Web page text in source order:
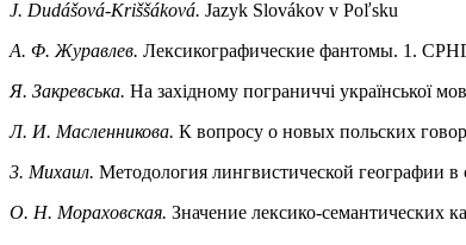
J. Dudášová-Kriššáková. Jazyk Slovákov v Poľsku
Α. Φ. Журавлев. Лексикографические фантомы. 1.
Я. Закревська. На захiдному пограниччi української
Л. И. Масленникова. К вопросу о новых польских
3. Михаил. Методология лингвистической географии
О. Н. Мораховская. Значение лексико-семантических